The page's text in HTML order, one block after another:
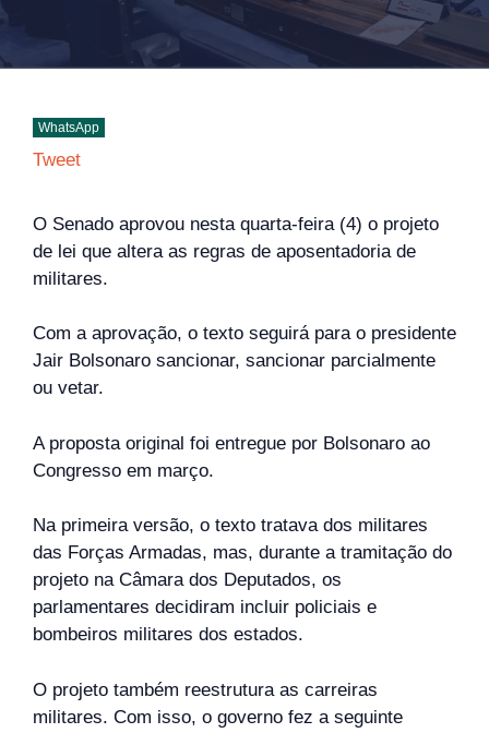
WhatsApp
Tweet
O Senado aprovou nesta quarta-feira (4) o projeto
de lei que altera as regras de aposentadoria de
militares.
Com a aprovação, o texto seguirá para o presidente
Jair Bolsonaro sancionar, sancionar parcialmente
ou vetar.
A proposta original foi entregue por Bolsonaro ao
Congresso em março.
Na primeira versão, o texto tratava dos militares
das Forças Armadas, mas, durante a tramitação do
projeto na Câmara dos Deputados, os
parlamentares decidiram incluir policiais e
bombeiros militares dos estados.
O projeto também reestrutura as carreiras
militares. Com isso, o governo fez a seguinte